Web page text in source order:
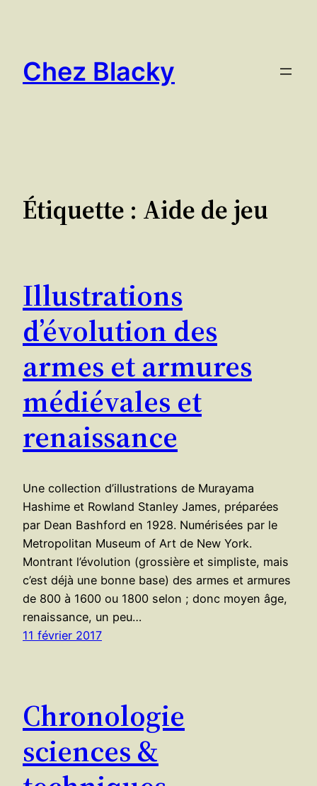
Chez Blacky
Étiquette : Aide de jeu
Illustrations
d’évolution des
armes et armures
médiévales et
renaissance
Une collection d’illustrations de Murayama
Hashime et Rowland Stanley James, préparées
par Dean Bashford en 1928. Numérisées par le
Metropolitan Museum of Art de New York.
Montrant l’évolution (grossière et simpliste, mais
c’est déjà une bonne base) des armes et armures
de 800 à 1600 ou 1800 selon ; donc moyen âge,
renaissance, un peu…
11 février 2017
Chronologie
sciences &